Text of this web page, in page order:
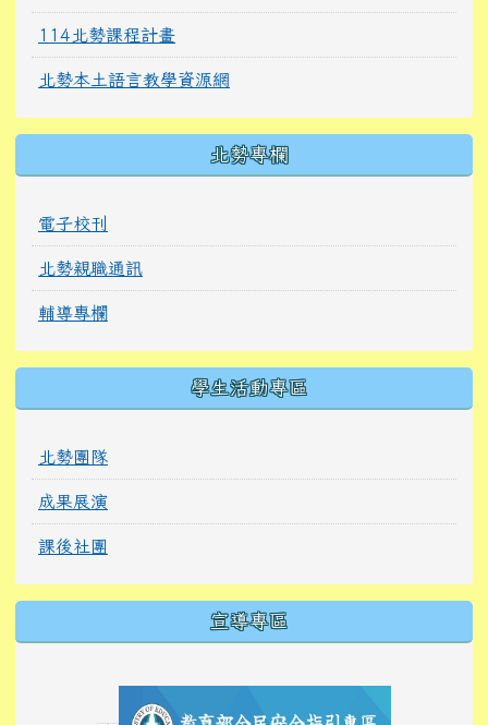
114北勢課程計畫
北勢本土語言教學資源網
北勢專欄
電子校刊
北勢親職通訊
輔導專欄
學生活動專區
北勢團隊
成果展演
課後社團
宣導專區